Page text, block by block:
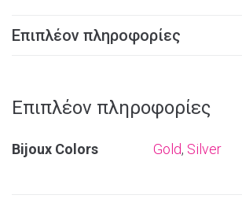
Επιπλέον πληροφορίες
Επιπλέον πληροφορίες
Bijoux Colors Gold, Silver